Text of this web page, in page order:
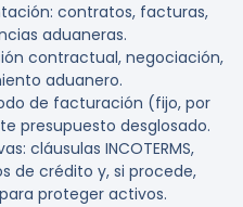
contratos, facturas,
aduaneras.
contractual, negociación,
aduanero.
de facturación (fijo, por
presupuesto desglosado.
cláusulas INCOTERMS,
de crédito y, si procede,
proteger activos.